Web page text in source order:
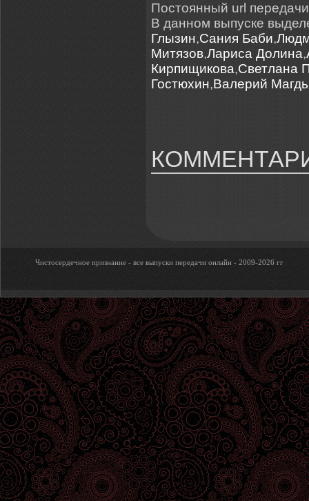
Постоянный url
В данном выпуске
Глызин,Сания Баби,
Митязов,Лариса Долина,
Кирпищикова,Светлана
Гостюхин,Валерий
Чистосердечное признание - все выпуски передачи онлайн - 2009-2026 гг